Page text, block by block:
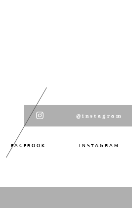
@instagram
FACEBOOK INSTAGRAM